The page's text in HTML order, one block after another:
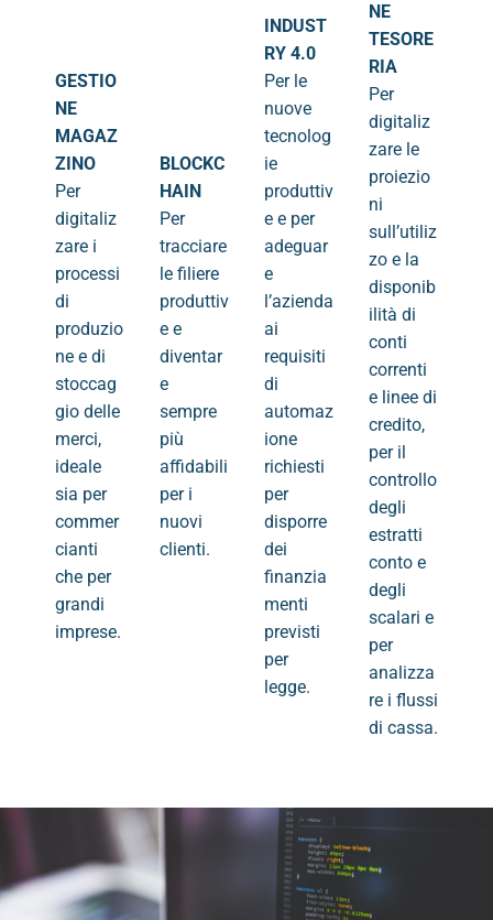
GESTIO
NE
MAGAZ
ZINO
Per
digitaliz
zare i
processi
di
produzio
ne e di
stoccag
gio delle
merci,
ideale
sia per
commer
cianti
che per
grandi
imprese.
BLOCKC
HAIN
Per
tracciare
le filiere
produttiv
e e
diventar
e
sempre
più
affidabili
per i
nuovi
clienti.
INDUST
RY 4.0
Per le
nuove
tecnolog
ie
produttiv
e e per
adeguar
e
l’azienda
ai
requisiti
di
automaz
ione
richiesti
per
disporre
dei
finanzia
menti
previsti
per
legge.
NE
TESORE
RIA
Per
digitaliz
zare le
proiezio
ni
sull’utiliz
zo e la
disponib
ilità di
conti
correnti
e linee di
credito,
per il
controllo
degli
estratti
conto e
degli
scalari e
per
analizza
re i flussi
di cassa.